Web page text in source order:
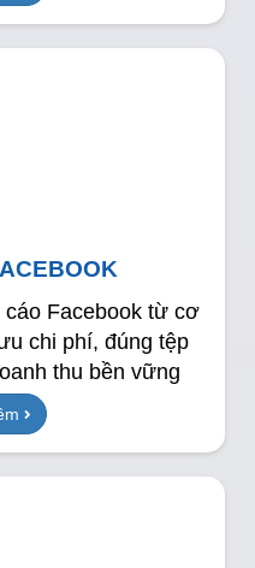
Facebook từ cơ
chi phí, đúng tệp
thu bền vững